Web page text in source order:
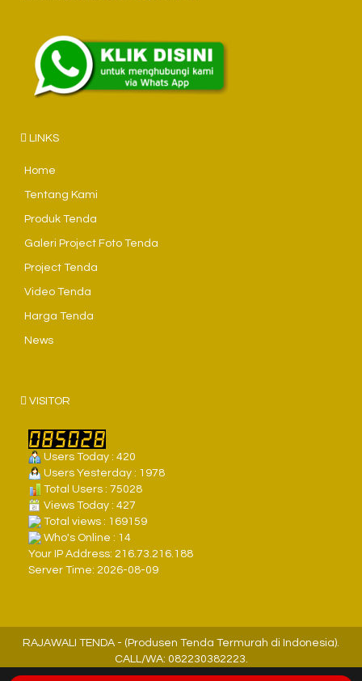
LINKS
Home
Tentang Kami
Produk Tenda
Galeri Project Foto Tenda
Project Tenda
Video Tenda
Harga Tenda
News
VISITOR
Users Today : 420
Users Yesterday : 1978
Total Users : 75028
Views Today : 427
Total views : 169159
Who's Online : 14
Your IP Address: 216.73.216.188
Server Time: 2026-08-09
RAJAWALI TENDA - (Produsen Tenda Termurah di Indonesia).
CALL/WA: 082230382223.